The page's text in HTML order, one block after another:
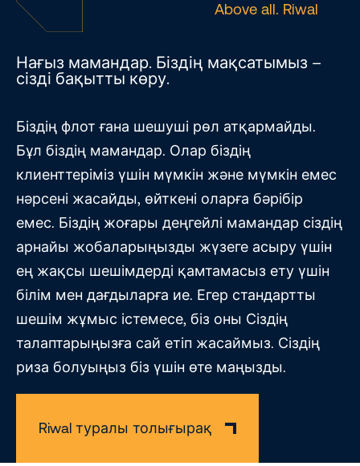
Above all. Riwal
Нағыз мамандар. Біздің мақсатымыз –
сізді бақытты көру.
Біздің флот ғана шешуші рөл атқармайды.
Бұл біздің мамандар. Олар біздің
клиенттеріміз үшін мүмкін және мүмкін емес
нәрсені жасайды, өйткені оларға бәрібір
емес. Біздің жоғары деңгейлі мамандар сіздің
арнайы жобаларыңызды жүзеге асыру үшін
ең жақсы шешімдерді қамтамасыз ету үшін
білім мен дағдыларға ие. Егер стандартты
шешім жұмыс істемесе, біз оны Сіздің
талаптарыңызға сай етіп жасаймыз. Сіздің
риза болуыңыз біз үшін өте маңызды.
Riwal туралы толығырақ